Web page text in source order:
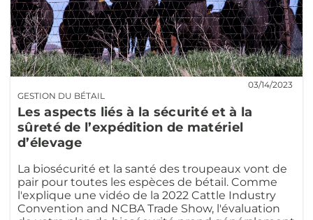
GESTION DU BÉTAIL
03/14/2023
Les aspects liés à la sécurité et à la
sûreté de l’expédition de matériel
d’élevage
La biosécurité et la santé des troupeaux vont de
pair pour toutes les espèces de bétail. Comme
l'explique une vidéo de la 2022 Cattle Industry
Convention and NCBA Trade Show, l'évaluation